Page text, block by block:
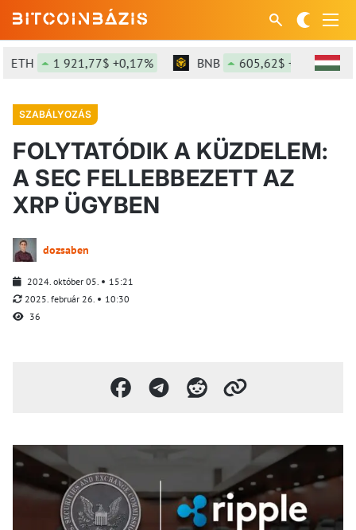
1 921,77$ +0,17% BNB 605,62$ +2,11%
SZABÁLYOZÁS
FOLYTATÓDIK A KÜZDELEM:
A SEC FELLEBBEZETT AZ
XRP ÜGYBEN
dozsaben
2024. október 05.
15:21
2025. február 26.
10:30
36